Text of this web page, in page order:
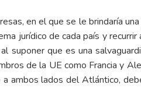
en el que se le brindaría
jurídico de cada país y recurrir
suponer que es una
de la UE como Francia y
ambos lados del Atlántico,